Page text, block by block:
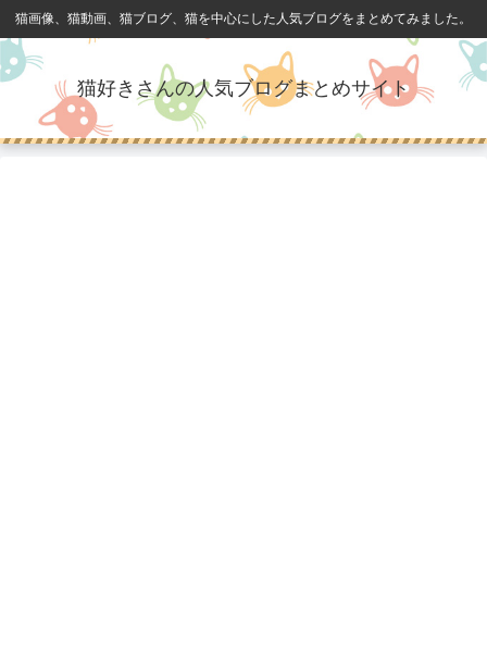
猫画像、猫動画、猫ブログ、猫を中心にした人気ブログをまとめてみました。
猫好きさんの人気ブログまとめサイト